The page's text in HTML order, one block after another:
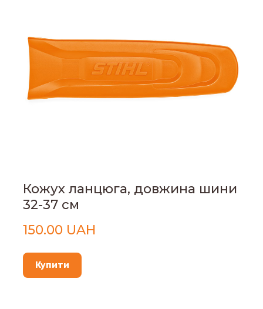
Кожух ланцюга, довжина шини
32-37 см
150.00 UAH
Купити